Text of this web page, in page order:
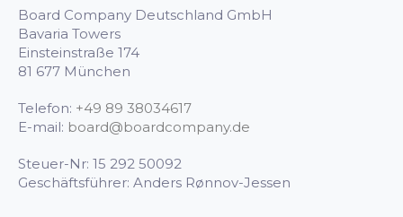
Board Company Deutschland GmbH
Bavaria Towers
Einsteinstraße 174
81 677 München
Telefon: +49 89 38034617
E-mail: board@boardcompany.de
Steuer-Nr: 15 292 50092
Geschäftsführer: Anders Rønnov-Jessen